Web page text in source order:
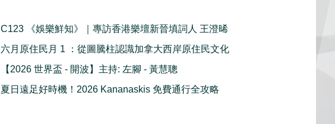
C123 《娛樂鮮知》｜專訪香港樂壇新晉填詞人 王澄晞
六月原住民月 1 ：從圖騰柱認識加拿大西岸原住民文化
【2026 世界盃 - 開波】主持: 左腳 - 黃慧聰
夏日遠足好時機！2026 Kananaskis 免費通行全攻略